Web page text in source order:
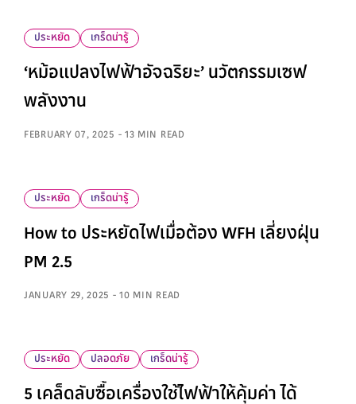
ประหยัด เกร็ดน่ารู้
‘หม้อแปลงไฟฟ้าอัจฉริยะ’ นวัตกรรมเซฟ
พลังงาน
FEBRUARY 07, 2025 - 13 MIN READ
ประหยัด เกร็ดน่ารู้
How to ประหยัดไฟเมื่อต้อง WFH เลี่ยงฝุ่น
PM 2.5
JANUARY 29, 2025 - 10 MIN READ
ประหยัด ปลอดภัย เกร็ดน่ารู้
5 เคล็ดลับซื้อเครื่องใช้ไฟฟ้าให้คุ้มค่า ได้